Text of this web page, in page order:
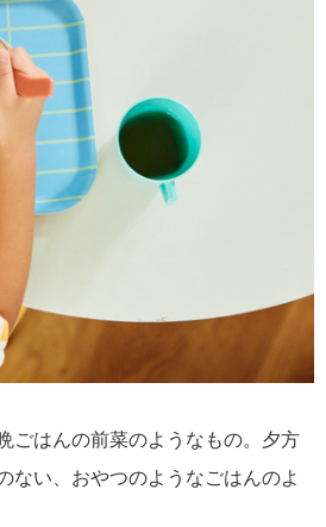
ごはんの前菜のようなもの。夕方
ない、おやつのようなごはんのよ